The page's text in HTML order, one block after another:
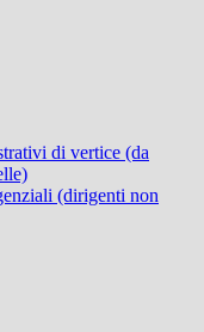
di vertice (da
(dirigenti non